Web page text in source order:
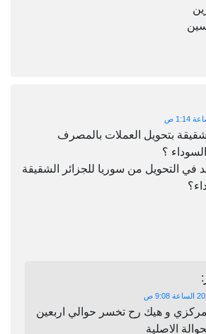
بتحويل العملات بالمصرف
؟
في التحويل من سوريا للجزائر الشقيقة
:
و هيك رح تخسر حوالي اربعين
الاصلية